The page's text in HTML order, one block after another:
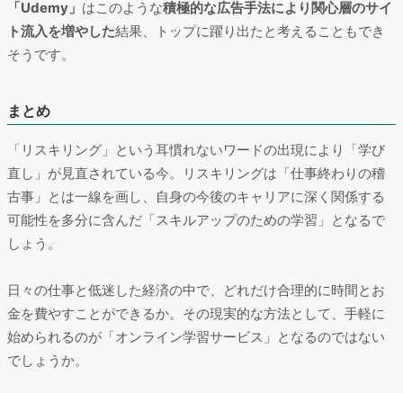
こちらをみると、「TECH CAMP」の自然検索の多さに、「プ
ログラミング系オンライン学習の代表格」という認知度の高さ
がうかがえます。その一方で、急増した「Udemy」を見てみる
メール、アフェリエイトなど、様々な手法で広告を打ち出して
いることがわかります。
「Udemy」はこのような積極的な広告手法により関心層のサイ
ト流入を増やした結果、トップに躍り出たと考えることもでき
そうです。
「リスキリング」という耳慣れないワードの出現により「学び
直し」が見直されている今。リスキリングは「仕事終わりの稽
古事」とは一線を画し、自身の今後のキャリアに深く関係する